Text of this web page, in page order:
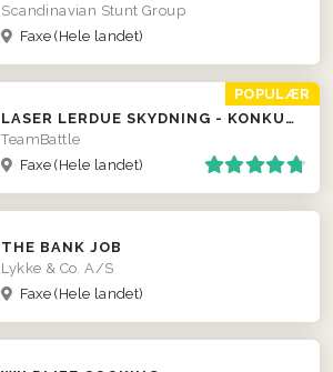
Scandinavian Stunt Group
Faxe(Hele landet)
POPULÆR
LASER LERDUE SKYDNING - KONKURRENCER LOKALT HOS JER!
TeamBattle
Faxe(Hele landet)
THE BANK JOB
Lykke & Co. A/S
Faxe(Hele landet)